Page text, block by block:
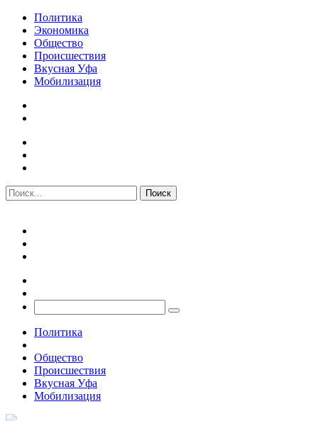
Политика
Экономика
Общество
Происшествия
Вкусная Уфа
Мобилизация
Политика
Общество
Происшествия
Вкусная Уфа
Мобилизация